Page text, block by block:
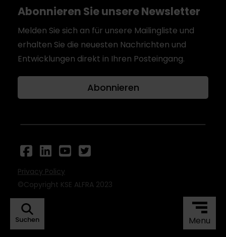
Suchen Menu
Abonnieren Sie unsere Newsletter
Melden Sie sich an für unsere Mailingliste und
erhalten Sie die neuesten Nachrichten und
Entwicklungen direkt in Ihren Posteingang.
Abonnieren
©Copyright KSE ALFRA 2023
Privacy Policy